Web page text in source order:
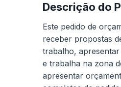
Descrição do
Este pedido de
receber propostas
trabalho,
e trabalha na zona
apresentar